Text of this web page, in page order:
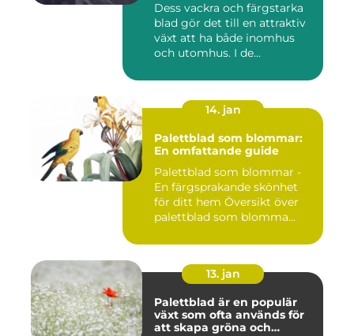
Dess vackra och färgstarka
blad gör det till en attraktiv
växt att ha både inomhus
och utomhus. I de...
14. jan
Palettblad som blommar:
En omfattande guide
Palettblad som blommar -
En färgsprakande skönhet
för ditt hem Översikt över
palettblad som blomma...
13. jan
Palettblad är en populär
växt som ofta används för
att skapa gröna och